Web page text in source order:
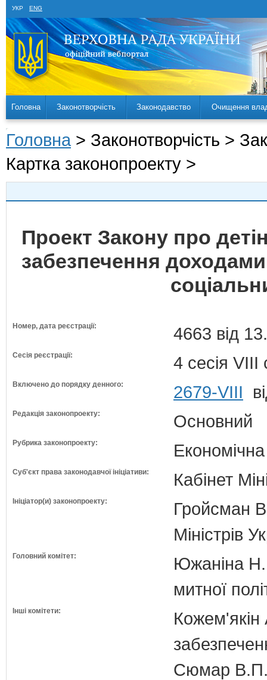
УКР ENG
Головна Законотворчість Законодавство Очищення
Головна > Законотворчість >
Картка законопроекту >
Проект Закону про
забезпечення
Номер, дата реєстрації: 4663 від
Сесія реєстрації: 4 сесія VIII
Включено до порядку денного: 2679-VIII
Редакція законопроекту: Основний
Рубрика законопроекту:
Суб'єкт права законодавчої ініціативи: Кабінет
Ініціатор(и) законопроекту:
Гройсман
Міністрів
Головний комітет:
Южаніна
митної
Інші комітети:
Кожем'якін
Сюмар В.П.